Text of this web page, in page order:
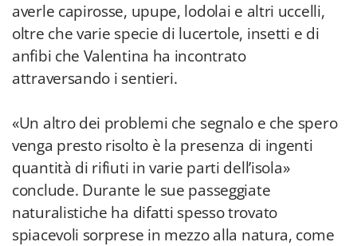
averle capirosse, upupe, lodolai e altri uccelli,
oltre che varie specie di lucertole, insetti e di
anfibi che Valentina ha incontrato
attraversando i sentieri.
«Un altro dei problemi che segnalo e che spero
venga presto risolto è la presenza di ingenti
quantità di rifiuti in varie parti dell’isola»
conclude. Durante le sue passeggiate
naturalistiche ha difatti spesso trovato
spiacevoli sorprese in mezzo alla natura, come